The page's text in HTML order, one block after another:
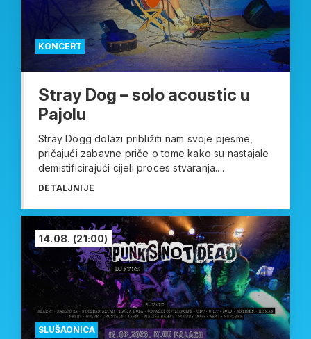
KONCERT
Stray Dog – solo acoustic u
Pajolu
Stray Dogg dolazi približiti nam svoje pjesme,
pričajući zabavne priče o tome kako su nastajale
demistificirajući cijeli proces stvaranja....
DETALJNIJE
SLUŠAONICA
14.08. (21:00)